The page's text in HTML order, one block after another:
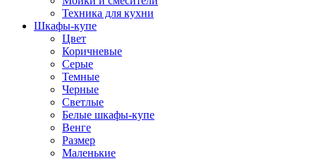
Техника для кухни
Шкафы-купе
Цвет
Коричневые
Серые
Темные
Черные
Светлые
Белые шкафы-купе
Венге
Размер
Маленькие